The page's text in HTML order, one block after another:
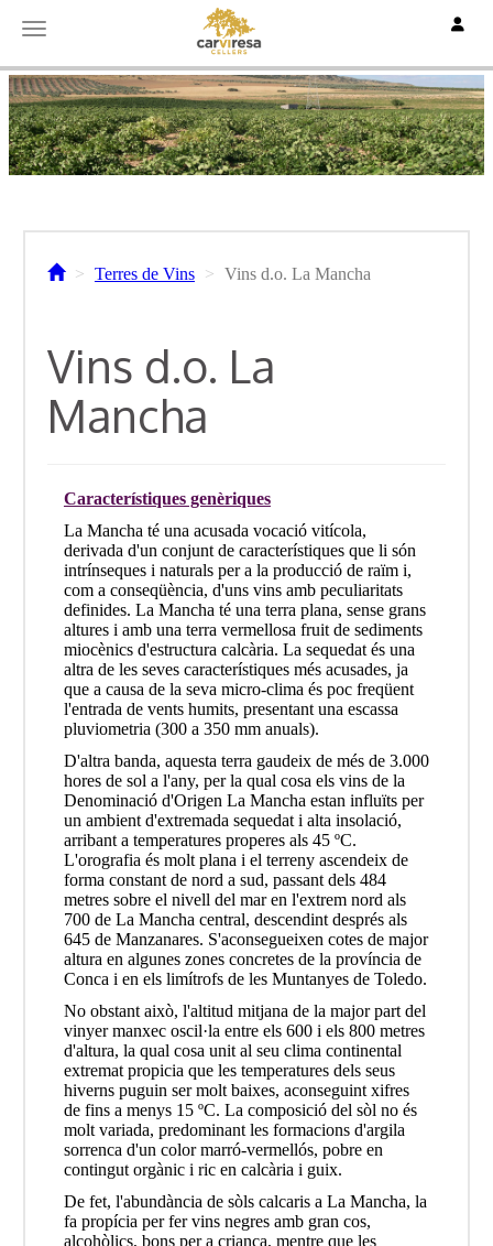
Toggle navigation
Terres de Vins Vins d.o. La Mancha
Vins d.o. La
Mancha
Característiques genèriques
La Mancha té una acusada vocació vitícola,
derivada d'un conjunt de característiques que li són
intrínseques i naturals per a la producció de raïm i,
com a conseqüència, d'uns vins amb peculiaritats
definides. La Mancha té una terra plana, sense grans
altures i amb una terra vermellosa fruit de sediments
miocènics d'estructura calcària. La sequedat és una
altra de les seves característiques més acusades, ja
que a causa de la seva micro-clima és poc freqüent
l'entrada de vents humits, presentant una escassa
pluviometria (300 a 350 mm anuals).
D'altra banda, aquesta terra gaudeix de més de 3.000
hores de sol a l'any, per la qual cosa els vins de la
Denominació d'Origen La Mancha estan influïts per
un ambient d'extremada sequedat i alta insolació,
arribant a temperatures properes als 45 ºC.
L'orografia és molt plana i el terreny ascendeix de
forma constant de nord a sud, passant dels 484
metres sobre el nivell del mar en l'extrem nord als
700 de La Mancha central, descendint després als
645 de Manzanares. S'aconsegueixen cotes de major
altura en algunes zones concretes de la província de
Conca i en els limítrofs de les Muntanyes de Toledo.
No obstant això, l'altitud mitjana de la major part del
vinyer manxec oscil·la entre els 600 i els 800 metres
d'altura, la qual cosa unit al seu clima continental
extremat propicia que les temperatures dels seus
hiverns puguin ser molt baixes, aconseguint xifres
de fins a menys 15 ºC. La composició del sòl no és
molt variada, predominant les formacions d'argila
sorrenca d'un color marró-vermellós, pobre en
contingut orgànic i ric en calcària i guix.
De fet, l'abundància de sòls calcaris a La Mancha, la
fa propícia per fer vins negres amb gran cos,
alcohòlics, bons per a criança, mentre que les